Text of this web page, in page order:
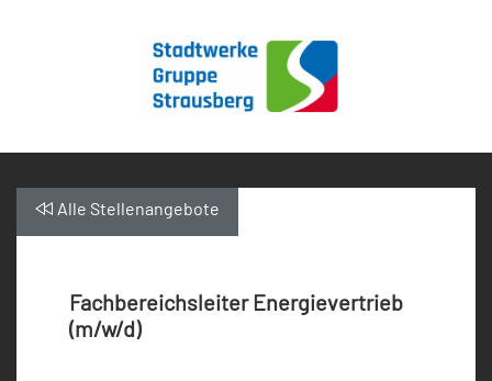
Alle Stellenangebote
Fachbereichsleiter Energievertrieb
(m/w/d)